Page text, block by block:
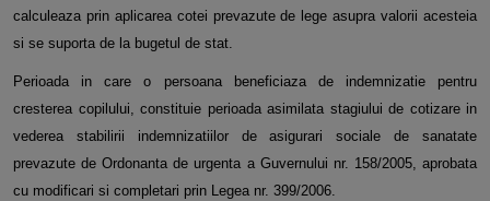
calculeaza prin aplicarea cotei prevazute de lege asupra valorii acesteia
si se suporta de la bugetul de stat.
Perioada in care o persoana beneficiaza de indemnizatie pentru
cresterea copilului, constituie perioada asimilata stagiului de cotizare in
vederea stabilirii indemnizatiilor de asigurari sociale de sanatate
prevazute de Ordonanta de urgenta a Guvernului nr. 158/2005, aprobata
cu modificari si completari prin Legea nr. 399/2006.